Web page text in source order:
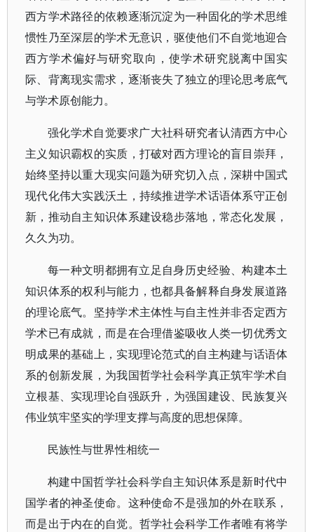
西方学术路径的依赖逐渐沉淀为一种固化的学术思维
惯性乃至深层的学术无意识，驱使他们不自觉地迎合
西方学术偏好与研究取向，使学术研究脱离中国实
际、背离现实需求，逐渐丧失了独立的理论思考底气
与学术原创能力。
强化学术自觉要求广大社科研究者认清西方中心
主义知识霸权的实质，打破对西方理论的盲目崇拜，
始终坚持以重大现实问题为研究切入点，深耕中国式
现代化伟大实践沃土，持续推进学术话语体系守正创
新，推动自主知识体系建设稳步落地，常态化发展，
久久为功。
每一种文明都拥有立足自身历史经验、构建本土
知识体系的权利与能力，也都具备解释自身发展道路
的理论底气。坚持学术主体性与自主性并非否定西方
学术已有成就，而是在合理借鉴吸收人类一切优秀文
明成果的基础上，实现理论范式的自主构建与话语体
系的创新发展，为我国哲学社会科学真正筑牢学术自
立根基、实现理论自强跃升，为强国建设、民族复兴
伟业筑牢坚实的学理支撑与高度的思想保障。
民族性与世界性相统一
构建中国哲学社会科学自主知识体系是新时代中
国学者的神圣使命。这种使命不是强加的外在联系，
而是出于内在的自觉。哲学社会科学工作者唯有将学